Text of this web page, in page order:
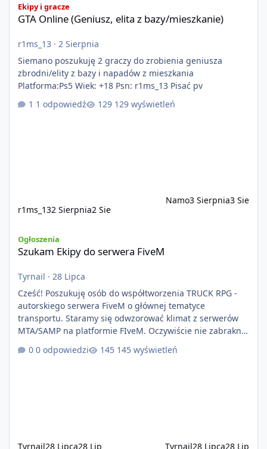
Ekipy i gracze
GTA Online (Geniusz, elita z bazy/mieszkanie)
r1ms_13 · 2 Sierpnia
Siemano poszukuję 2 graczy do zrobienia geniusza
zbrodni/elity z bazy i napadów z mieszkania
Platforma:Ps5 Wiek: +18 Psn: r1ms_13 Pisać pv
1 odpowiedź
129 wyświetleń
r1ms_132 Sierpnia2 Sie
Namo3 Sierpnia3 Sie
Ogłoszenia
Szukam Ekipy do serwera FiveM
Tyrnail · 28 Lipca
Cześć! Poszukuję osób do współtworzenia TRUCK RPG -
autorskiego serwera FiveM o głównej tematyce
transportu. Staramy się odwzorować klimat z serwerów
MTA/SAMP na platformie FIveM. Oczywiście nie zabraknie
kontentu dla graczy którzy chcą robić coś innego niż
jeździć ciężarówką. Projekt tworzony jest od podstaw z
0 odpowiedzi 145 wyświetleń
Tyrnail28 Lipca28 Lip Tyrnail28 Lipca28 Lip